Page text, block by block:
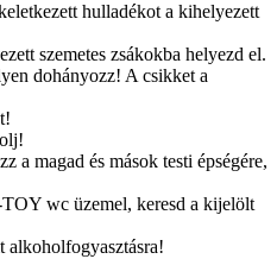
hulladékot a kihelyezett
szemetes zsákokba helyezd el.
dohányozz! A csikket a
a magad és mások testi épségére,
wc üzemel, keresd a kijelölt